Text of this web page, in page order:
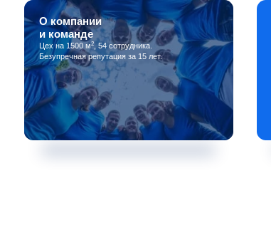
О компании
и команде
Цех на 1500 м2, 54 сотрудника.
Безупречная репутация за 15 лет.